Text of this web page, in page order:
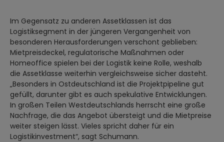
Im Gegensatz zu anderen Assetklassen ist das
Logistiksegment in der jüngeren Vergangenheit von
besonderen Herausforderungen verschont geblieben:
Mietpreisdeckel, regulatorische Maßnahmen oder
Homeoffice spielen bei der Logistik keine Rolle, weshalb
die Assetklasse weiterhin vergleichsweise sicher dasteht.
„Besonders in Ostdeutschland ist die Projektpipeline gut
gefüllt, darunter gibt es auch spekulative Entwicklungen.
In großen Teilen Westdeutschlands herrscht eine große
Nachfrage, die das Angebot übersteigt und die Mietpreise
weiter steigen lässt. Vieles spricht daher für ein
Logistikinvestment“, sagt Schumann.